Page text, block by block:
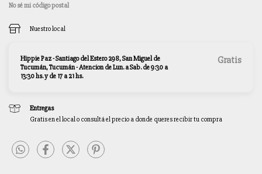
No sé mi código postal
Nuestro local
Hippie Paz - Santiago del Estero 298, San Miguel de
Tucumán, Tucumán - Atencion de Lun. a Sab. de 9:30 a
13:30 hs. y de 17 a 21 hs.
Gratis
Entregas
Gratis en el local o consultá el precio a donde queres recibir tu compra